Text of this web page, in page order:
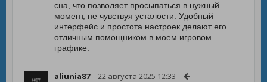
сна, что позволяет просыпаться в нужный
момент, не чувствуя усталости. Удобный
интерфейс и простота настроек делают его
отличным помощником в моем игровом
графике.
aliunia87 22 августа 2025 12:33